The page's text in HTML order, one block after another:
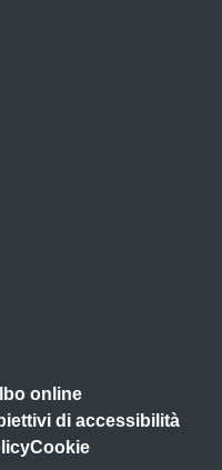
online
di accessibilità
Cookie